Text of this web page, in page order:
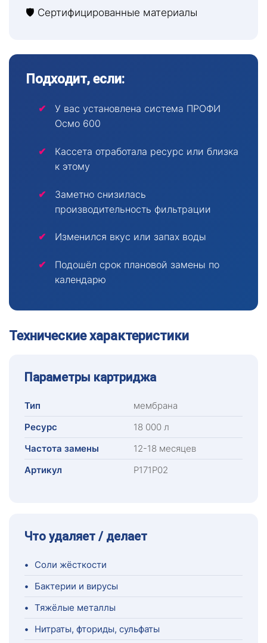
🛡 Сертифицированные материалы
Подходит, если:
У вас установлена система ПРОФИ
Осмо 600
Кассета отработала ресурс или близка
к этому
Заметно снизилась
производительность фильтрации
Изменился вкус или запах воды
Подошёл срок плановой замены по
календарю
Технические характеристики
Параметры картриджа
Тип
мембрана
Ресурс
18 000 л
Частота замены
12-18 месяцев
Артикул
Р171Р02
Что удаляет / делает
•
Соли жёсткости
•
Бактерии и вирусы
• Тяжёлые металлы
•
Нитраты, фториды, сульфаты